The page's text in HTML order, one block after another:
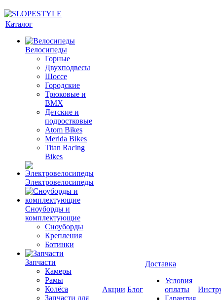
Каталог
Велосипеды
Горные
Двухподвесы
Шоссе
Городские
Трюковые и
BMX
Детские и
подростковые
Atom Bikes
Merida Bikes
Titan Racing
Bikes
Электровелосипеды
Cноуборды и
комплектующие
Сноуборды
Крепления
Ботинки
Запчасти
Камеры
Рамы
Колёса
Запчасти для
Акции Блог
Доставка
Условия
оплаты
Гарантия